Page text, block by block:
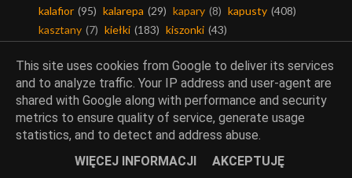
kalafior (95) kalarepa (29) kapary (8) kapusty (408)
kasztany (7) kiełki (183) kiszonki (43)
nie marnujmy żywności (36) ogórki (323) okra (1)
oliwki (164) orkisz (66) papaja (15) papryka (889)
plantany (6) pomidory (999) pory (197) rabarbar (62)
rukola (43) rzepa (31) rzodkiewki (43) sałaty (207)
sezam (22) szparagi (74) szpinak (228)
topinambur (13) trufle (2) warzywa egzotyczne (251)
This site uses cookies from Google to deliver its services
and to analyze traffic. Your IP address and user-agent are
shared with Google along with performance and security
metrics to ensure quality of service, generate usage
statistics, and to detect and address abuse.
WIĘCEJ INFORMACJI
AKCEPTUJĘ